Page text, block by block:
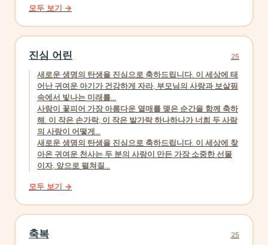
모두 보기 →
진심 어린 25
새로운 생명의 탄생을 진심으로 축하드립니다. 이 세상에 태
어난 귀여운 아기가 건강하게 자라, 부모님의 사랑과 보살핌
속에서 빛나는 미래를...
사랑이 꽃피어 가장 아름다운 열매를 맺은 순간을 함께 축하
해. 이 작은 손가락, 이 작은 발가락 하나하나가 너희 두 사람
의 사랑이 어떻게...
새로운 생명의 탄생을 진심으로 축하드립니다. 이 세상에 찾
아온 귀여운 천사는 두 분의 사랑이 만든 가장 소중한 선물
이자, 앞으로 펼쳐질...
모두 보기 →
축복 25